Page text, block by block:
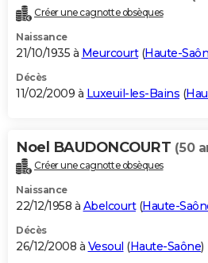
Créer une cagnotte obsèques
Naissance
21/10/1935 à Meurcourt(Haute-
Décès
11/02/2009 à Luxeuil-les-Bains (
Noel BAUDONCOURT (50
Créer une cagnotte obsèques
Naissance
22/12/1958 à Abelcourt(Haute-
Décès
26/12/2008 à Vesoul (Haute-Saône)